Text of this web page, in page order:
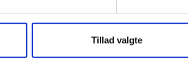
Tillad valgte
ikke kun professionel service, men også en 3-